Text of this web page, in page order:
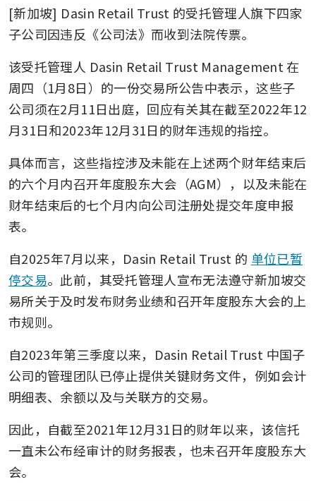
[新加坡] Dasin Retail Trust 的受托管理人旗下四家
子公司因违反《公司法》而收到法院传票。
该受托管理人 Dasin Retail Trust Management 在
周四（1月8日）的一份交易所公告中表示，这些子
公司须在2月11日出庭，回应有关其在截至2022年12
月31日和2023年12月31日的财年违规的指控。
具体而言，这些指控涉及未能在上述两个财年结束后
的六个月内召开年度股东大会（AGM），以及未能在
财年结束后的七个月内向公司注册处提交年度申报
表。
自2025年7月以来，Dasin Retail Trust 的 单位已暂
停交易。此前，其受托管理人宣布无法遵守新加坡交
易所关于及时发布财务业绩和召开年度股东大会的上
市规则。
自2023年第三季度以来，Dasin Retail Trust 中国子
公司的管理团队已停止提供关键财务文件，例如会计
明细表、余额以及与关联方的交易。
因此，自截至2021年12月31日的财年以来，该信托
一直未公布经审计的财务报表，也未召开年度股东大
会。